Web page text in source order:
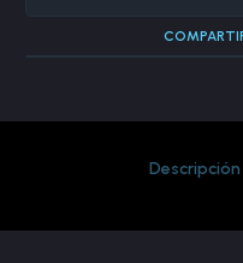
Descripción